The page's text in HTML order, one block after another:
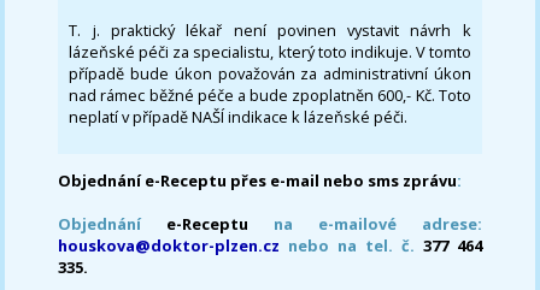
T. j. praktický lékař není povinen vystavit návrh k
lázeňské péči za specialistu, který toto indikuje. V tomto
případě bude úkon považován za administrativní úkon
nad rámec běžné péče a bude zpoplatněn 600,- Kč. Toto
neplatí v případě NAŠÍ indikace k lázeňské péči.
Objednání e-Receptu přes e-mail nebo sms zprávu:
Objednání e-Receptu na e-mailové adrese:
houskova@doktor-plzen.cz nebo na tel. č. 377 464
335.